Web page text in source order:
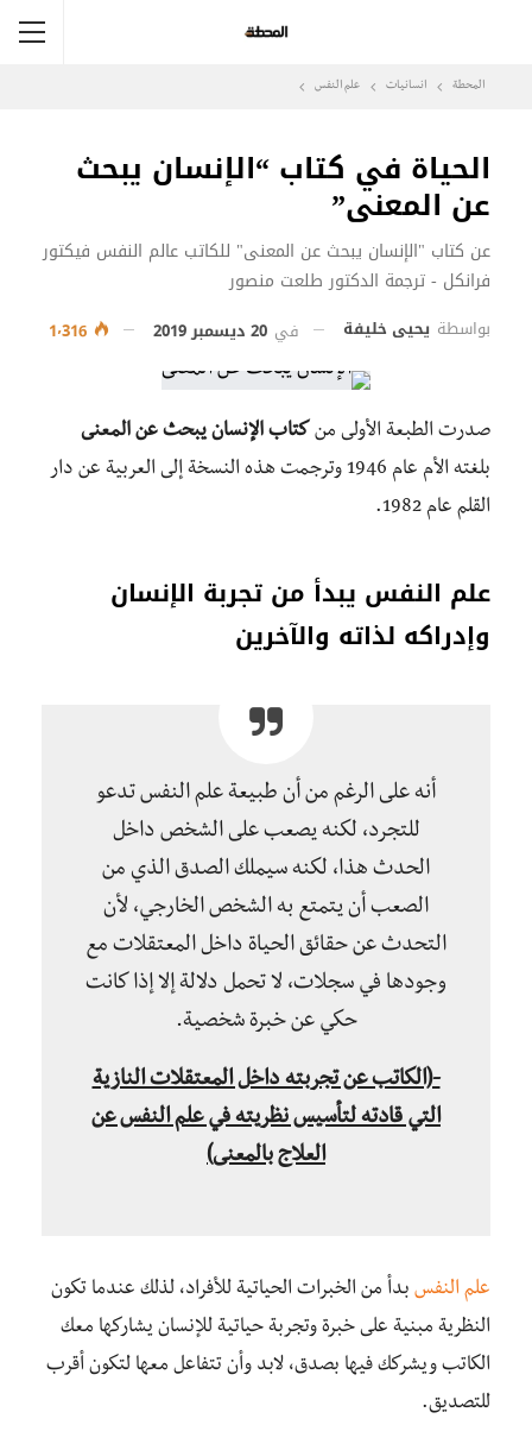
المحطة انسانيات علم النفس
الحياة في كتاب “الإنسان يبحث
عن المعنى”
عن كتاب "الإنسان يبحث عن المعنى" للكاتب عالم النفس فيكتور
فرانكل - ترجمة الدكتور طلعت منصور
بواسطة يحيى خليفة في 20 ديسمبر 2019
صدرت الطبعة الأولى من كتاب الإنسان يبحث عن المعنى
بلغته الأم عام 1946 وترجمت هذه النسخة إلى العربية عن دار
القلم عام 1982.
علم النفس يبدأ من تجربة الإنسان
وإدراكه لذاته والآخرين
أنه على الرغم من أن طبيعة علم النفس تدعو
للتجرد، لكنه يصعب على الشخص داخل
الحدث هذا، لكنه سيملك الصدق الذي من
الصعب أن يتمتع به الشخص الخارجي، لأن
التحدث عن حقائق الحياة داخل المعتقلات مع
وجودها في سجلات، لا تحمل دلالة إلا إذا كانت
حكي عن خبرة شخصية.
-(الكاتب عن تجربته داخل المعتقلات النازية
التي قادته لتأسيس نظريته في علم النفس عن
العلاج بالمعنى)
علم النفس بدأ من الخبرات الحياتية للأفراد، لذلك عندما تكون
النظرية مبنية على خبرة وتجربة حياتية للإنسان يشاركها معك
الكاتب ويشركك فيها بصدق، لابد وأن تتفاعل معها لتكون أقرب
للتصديق.